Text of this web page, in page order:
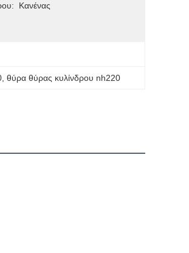
Κανένας
, θύρα θύρας κυλίνδρου nh220